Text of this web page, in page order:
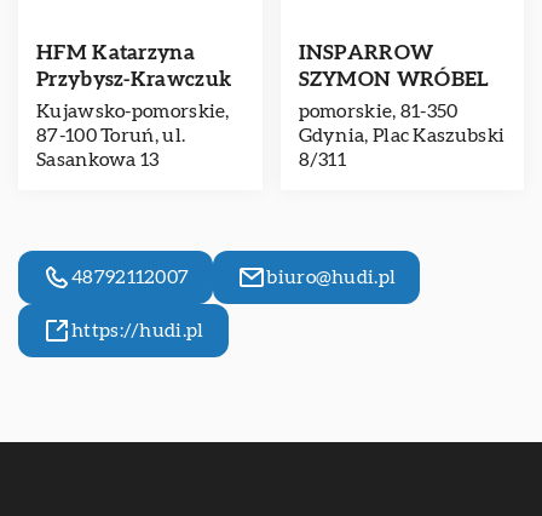
HFM Katarzyna
Przybysz-Krawczuk
Kujawsko-pomorskie,
87-100 Toruń, ul.
Sasankowa 13
INSPARROW
SZYMON WRÓBEL
pomorskie, 81-350
Gdynia, Plac Kaszubski
8/311
48792112007 biuro@hudi.pl
https://hudi.pl